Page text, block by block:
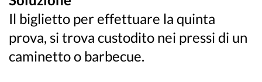
Il biglietto per effettuare la quinta
prova, si trova custodito nei pressi di un
caminetto o barbecue.